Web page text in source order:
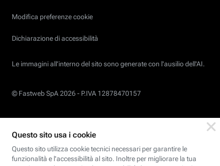
Modifica preferenze cookie
Dichiarazione di accessibilità
Le immagini all’interno del sito sono generate con l'ausilio dell'AI.
© Fastweb SpA 2026 - P.IVA 12878470157